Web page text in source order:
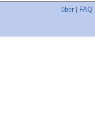
über FAQ